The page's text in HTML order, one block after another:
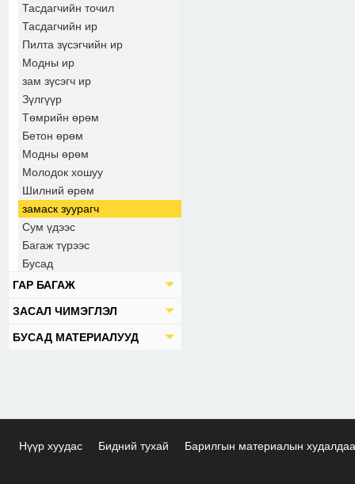
Тасдагчийн точил
Тасдагчийн ир
Пилта зүсэгчийн ир
Модны ир
зам зүсэгч ир
Зүлгүүр
Төмрийн өрөм
Бетон өрөм
Модны өрөм
Молодок хошуу
Шилний өрөм
замаск зуурагч
Сум үдээс
Багаж түрээс
Бусад
ГАР БАГАЖ
ЗАСАЛ ЧИМЭГЛЭЛ
БУСАД МАТЕРИАЛУУД
Нүүр хуудас Бидний тухай Барилгын материалын